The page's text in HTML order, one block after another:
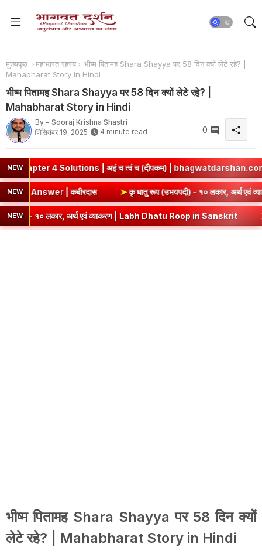
मुख्यपृष्ठ महाभारत रहस्य
भीष्म पितामह Shara Shayya पर 58 दिन क्यों लेटे रहे? |
Mahabharat Story in Hindi
भीष्म पितामह Shara Shayya पर 58 दिन क्यों लेटे रहे? |
Mahabharat Story in Hindi
By - Sooraj Krishna Shastri
सितंबर 19, 2025
4 minute read 0
NEW
Solutions | अहं च त्वं च (दीपकम) | bhagwatdarshan.com ➤
NEW& Question Answer | कबीरदास ➤कृ धातु रूप (उभयपदी) - १०
NEW
लकार, अर्थ एवं व्याकरण | Labh Dhatu Roop in Sanskrit ➤सेव् धातु
भीष्म पितामह Shara Shayya पर 58 दिन क्यों
लेटे रहे? | Mahabharat Story in Hindi